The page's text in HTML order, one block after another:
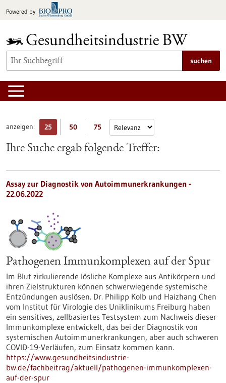
Inhalt
Powered by
suchen
anzeigen: 25 50 75
Ihre Suche ergab folgende Treffer:
Assay zur Diagnostik von Autoimmunerkrankungen -
22.06.2022
Pathogenen Immunkomplexen auf der Spur
Im Blut zirkulierende lösliche Komplexe aus Antikörpern und
ihren Zielstrukturen können schwerwiegende systemische
Entzündungen auslösen. Dr. Philipp Kolb und Haizhang Chen
vom Institut für Virologie des Uniklinikums Freiburg haben
ein sensitives, zellbasiertes Testsystem zum Nachweis dieser
Immunkomplexe entwickelt, das bei der Diagnostik von
systemischen Autoimmunerkrankungen, aber auch schweren
COVID-19-Verläufen, zum Einsatz kommen kann.
https://www.gesundheitsindustrie-
bw.de/fachbeitrag/aktuell/pathogenen-immunkomplexen-
auf-der-spur